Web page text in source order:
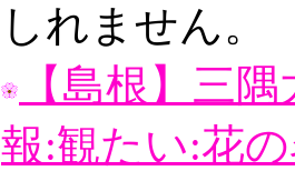
しれません。
【島根】三
報:観たい:花